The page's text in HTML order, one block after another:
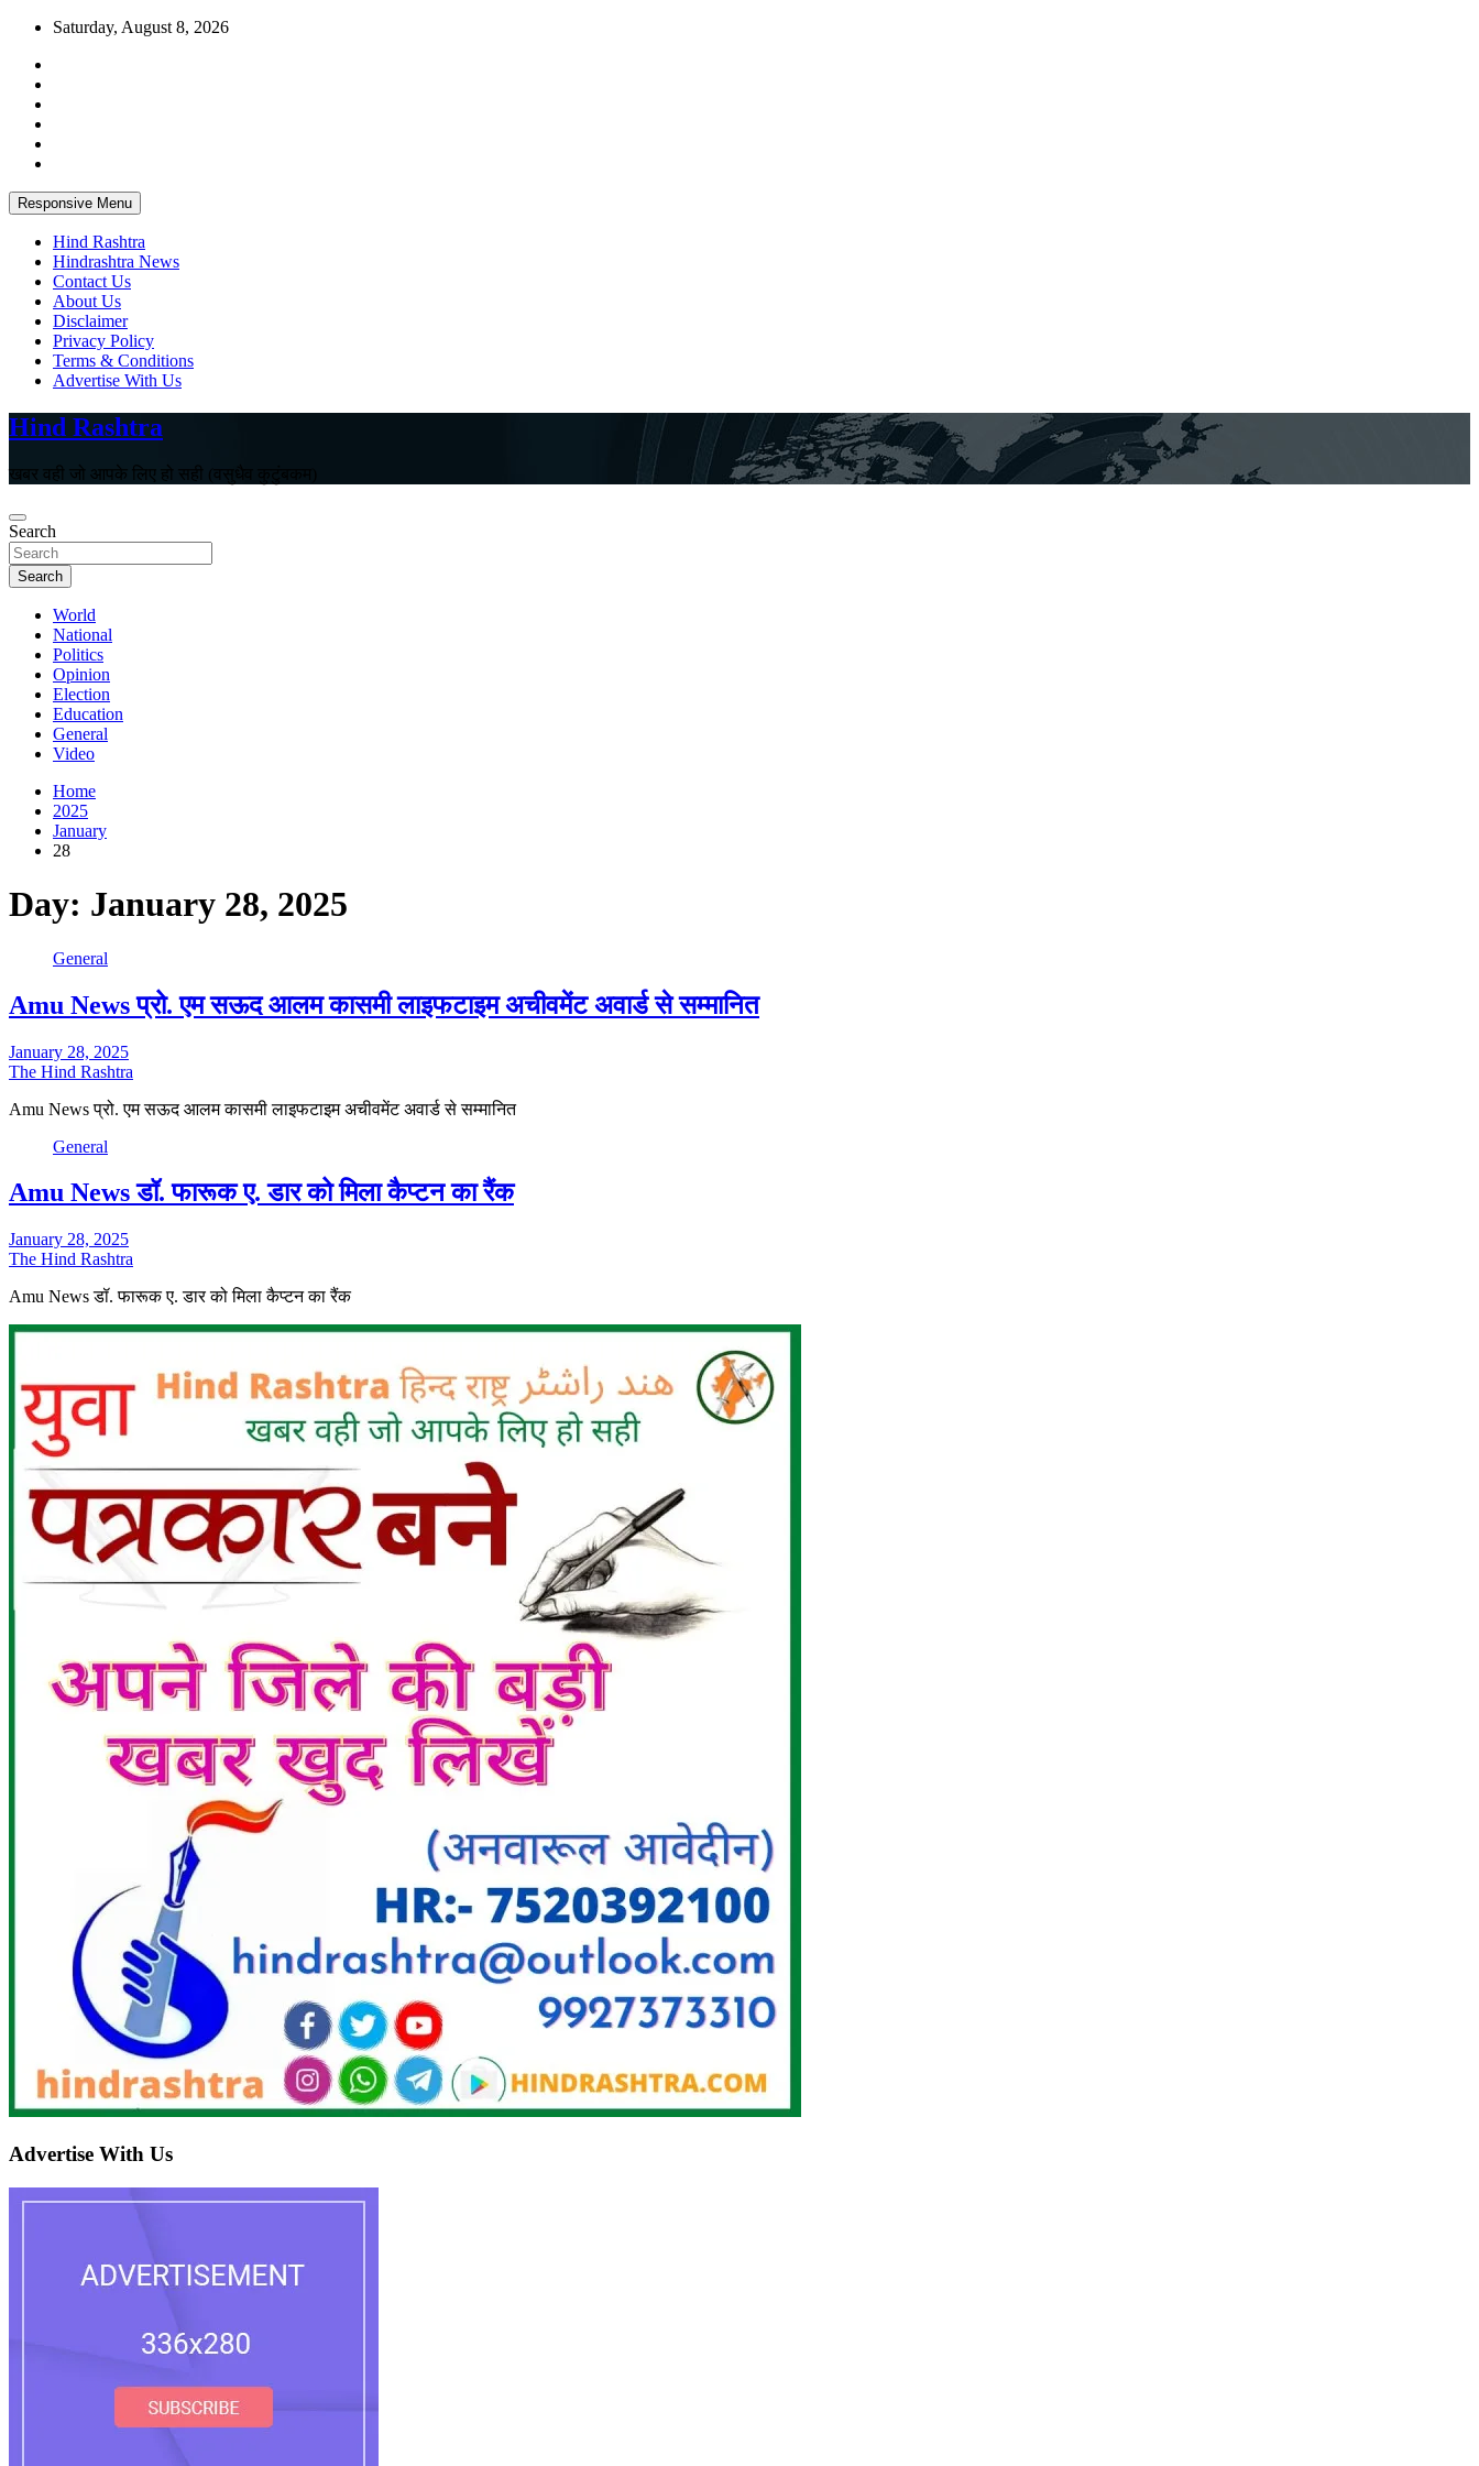
Skip
content
Saturday, August 8, 2026
Responsive Menu
Hind Rashtra
Hindrashtra News
Contact Us
About Us
Disclaimer
Privacy Policy
Terms & Conditions
Advertise With Us
Hind Rashtra
खबर वही जो आपके लिए हो सही (वसुधैव कुटुंबकम)
Search
Search
World
National
Politics
Opinion
Election
Education
General
Video
Home
2025
January
28
Day: January 28, 2025
General
Amu News प्रो. एम सऊद आलम कासमी लाइफटाइम अचीवमेंट अवार्ड से सम्मानित
January 28, 2025
The Hind Rashtra
Amu News प्रो. एम सऊद आलम कासमी लाइफटाइम अचीवमेंट अवार्ड से सम्मानित
General
Amu News डॉ. फारूक ए. डार को मिला कैप्टन का रैंक
January 28, 2025
The Hind Rashtra
Amu News डॉ. फारूक ए. डार को मिला कैप्टन का रैंक
Advertise With Us